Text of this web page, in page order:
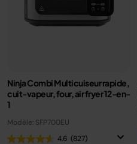
Ninja Combi Multicuiseur rapide,
cuit-vapeur, four, air fryer 12-en-
1
Modèle: SFP700EU
4.6 (827)